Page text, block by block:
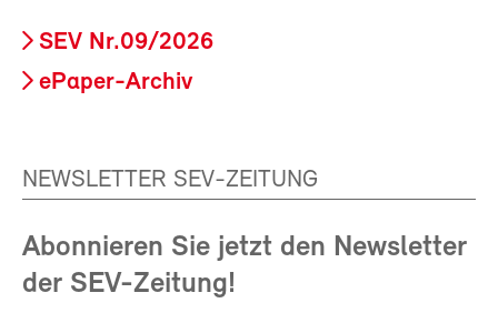
SEV Nr.09/2026
ePaper-Archiv
NEWSLETTER SEV-ZEITUNG
Abonnieren Sie jetzt den Newsletter
der SEV-Zeitung!